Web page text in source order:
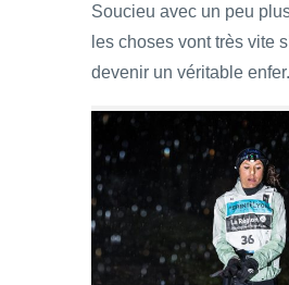
Soucieu avec un peu
les choses vont très vite
devenir un véritable enfer.